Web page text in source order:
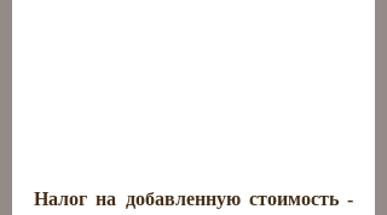
Налог на добавленную стоимость -